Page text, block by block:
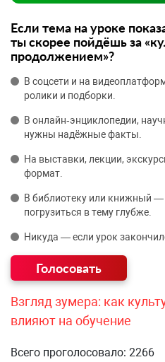
Если тема на уроке
ты скорее пойдёшь за
продолжением»?
В соцсети и на
ролики и подборки.
В онлайн‑энциклопедии,
нужны надёжные факты.
На выставки, лекции,
формат.
В библиотеку или книжный —
погрузиться в тему глубже.
Никуда — если урок
Взгляд зумера: как
влияют на обучение
Всего проголосовало: 2266